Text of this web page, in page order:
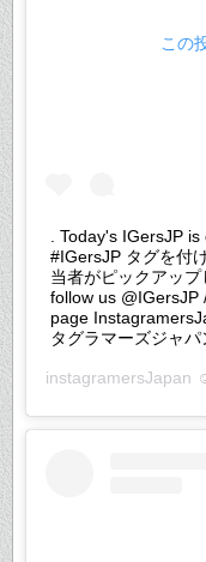
この
. Today's IGersJP
#IGersJP タグを付
当者がピックアッ
follow us
page
タグラマーズジャ
instagramersJapan